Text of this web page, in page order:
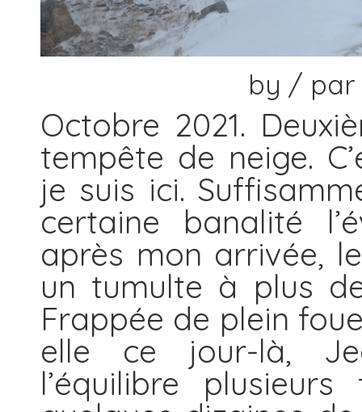
by / par
Octobre 2021.
tempête de neige.
je suis ici.
certaine banalité
après mon arrivée,
un tumulte à plus
Frappée de plein
elle ce jour-là,
l’équilibre